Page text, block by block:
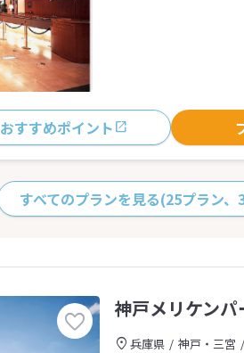
おすすめポイント
すべてのプランを見る(25プラン、
神戸メリケン
兵庫県 神戸・三宮